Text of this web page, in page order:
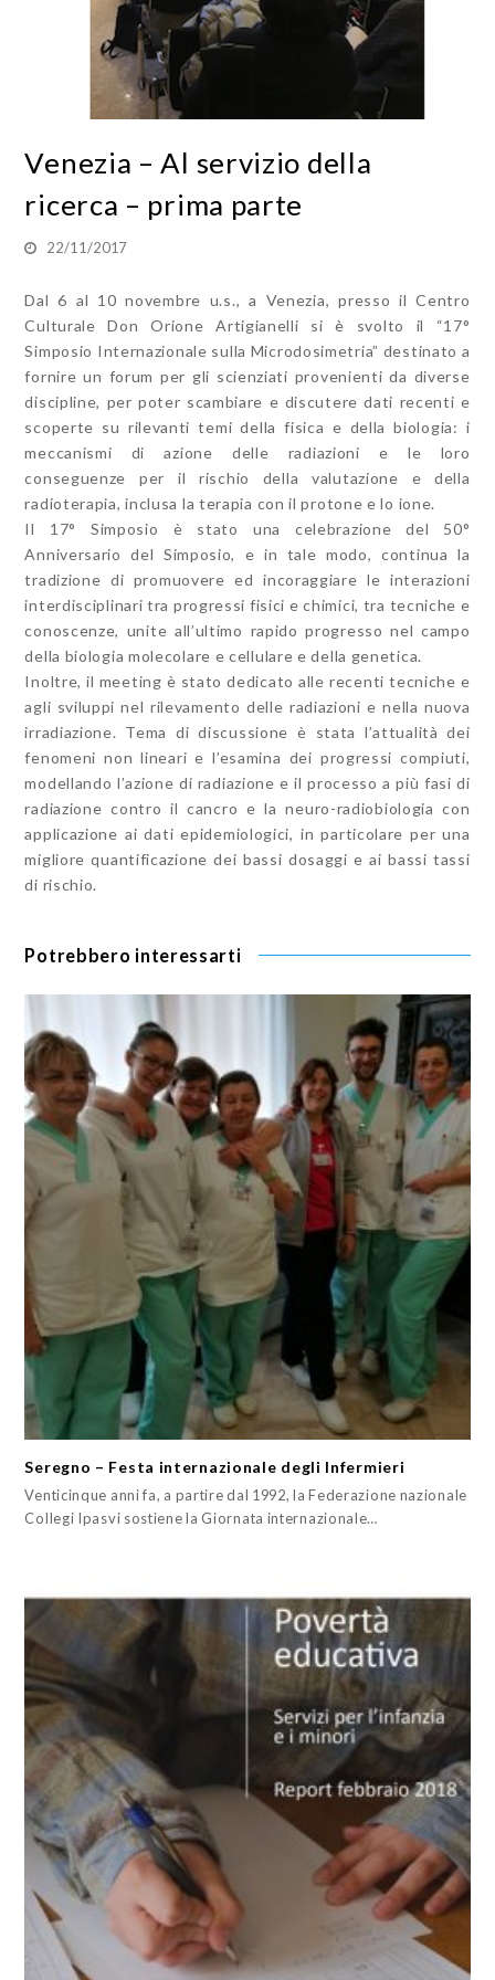
Venezia – Al servizio della
ricerca – prima parte
22/11/2017
Dal 6 al 10 novembre u.s., a Venezia, presso il Centro
Culturale Don Orione Artigianelli si è svolto il “17°
Simposio Internazionale sulla Microdosimetria” destinato a
fornire un forum per gli scienziati provenienti da diverse
discipline, per poter scambiare e discutere dati recenti e
scoperte su rilevanti temi della fisica e della biologia: i
meccanismi di azione delle radiazioni e le loro
conseguenze per il rischio della valutazione e della
radioterapia, inclusa la terapia con il protone e lo ione.
Il 17° Simposio è stato una celebrazione del 50°
Anniversario del Simposio, e in tale modo, continua la
tradizione di promuovere ed incoraggiare le interazioni
interdisciplinari tra progressi fisici e chimici, tra tecniche e
conoscenze, unite all’ultimo rapido progresso nel campo
della biologia molecolare e cellulare e della genetica.
Inoltre, il meeting è stato dedicato alle recenti tecniche e
agli sviluppi nel rilevamento delle radiazioni e nella nuova
irradiazione. Tema di discussione è stata l’attualità dei
fenomeni non lineari e l’esamina dei progressi compiuti,
modellando l’azione di radiazione e il processo a più fasi di
radiazione contro il cancro e la neuro-radiobiologia con
applicazione ai dati epidemiologici, in particolare per una
migliore quantificazione dei bassi dosaggi e ai bassi tassi
di rischio.
Potrebbero interessarti
Seregno – Festa internazionale degli Infermieri
Venticinque anni fa, a partire dal 1992, la Federazione nazionale
Collegi Ipasvi sostiene la Giornata internazionale…